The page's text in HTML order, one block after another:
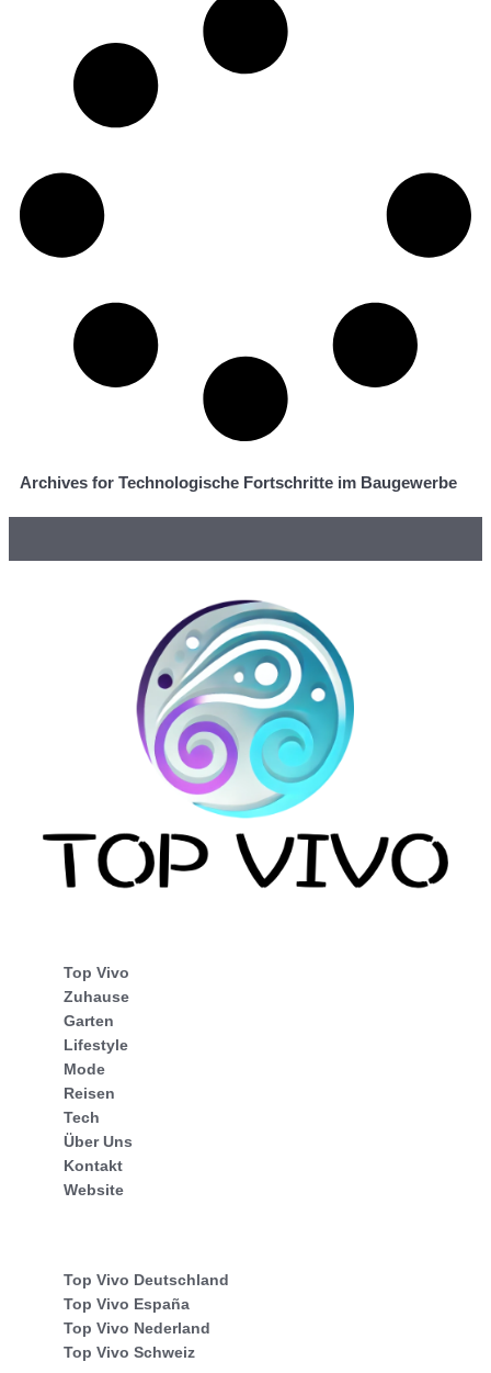
Archives for Technologische Fortschritte im Baugewerbe
Top Vivo
Zuhause
Garten
Lifestyle
Mode
Reisen
Tech
Über Uns
Kontakt
Website
Top Vivo Deutschland
Top Vivo España
Top Vivo Nederland
Top Vivo Schweiz